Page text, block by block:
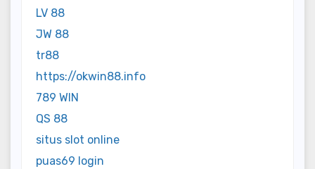
LV 88
JW 88
tr88
https://okwin88.info
789 WIN
QS 88
situs slot online
puas69 login